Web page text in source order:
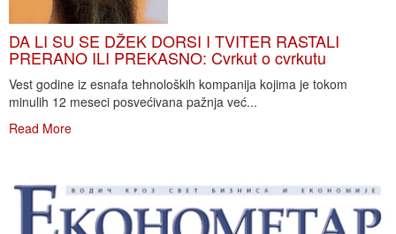
DA LI SU SE DŽEK DORSI I TVITER RASTALI
PRERANO ILI PREKASNO: Cvrkut o cvrkutu
Vest godine iz esnafa tehnoloških kompanija kojima je tokom
minulih 12 meseci posvećivana pažnja već...
Read More